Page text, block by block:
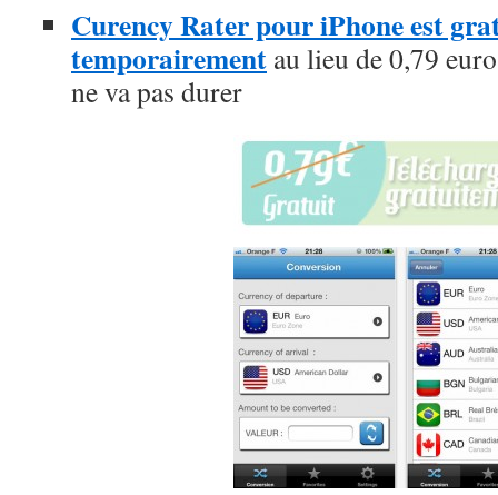
Curency Rater pour iPhone est
temporairement au lieu de 0,79
ne va pas durer